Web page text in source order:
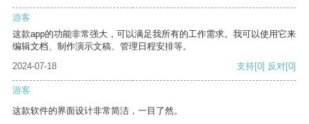
游客
这款app的功能非常强大，可以满足我所有的工作需求。我可以使用它来
编辑文档、制作演示文稿、管理日程安排等。
2024-07-18
支持[0] 反对[0]
游客
这款软件的界面设计非常简洁，一目了然。